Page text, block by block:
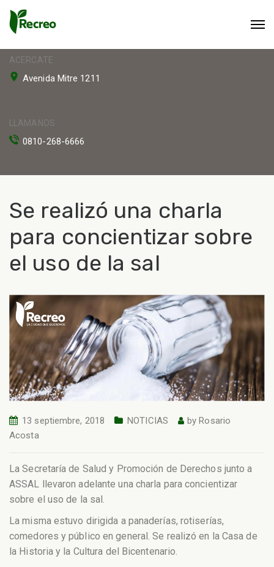
ACERCATE
Avenida Mitre 1211
LLAMANOS
0810-268-6666
Se realizó una charla
para concientizar sobre
el uso de la sal
13 septiembre, 2018 NOTICIAS by Rosario
Acosta
La Secretaría de Salud y Promoción de Derechos junto a
ASSAL llevaron adelante una charla para concientizar
sobre el uso de la sal.
La misma estuvo dirigida a panaderías, rotiserías,
comedores y público en general. Se realizó en la Casa de
la Historia y la Cultura del Bicentenario.